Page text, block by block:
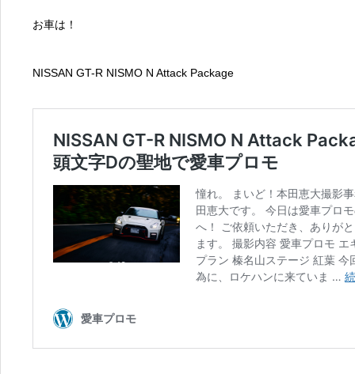
お車は！
NISSAN GT-R NISMO N Attack Package